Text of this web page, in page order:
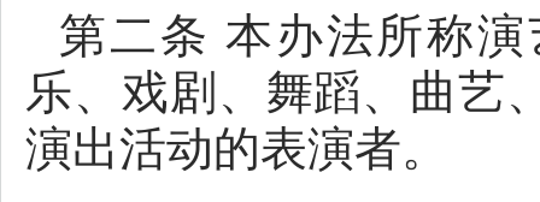
第二条 本办法所称
乐、戏剧、舞蹈、曲艺
演出活动的表演者。